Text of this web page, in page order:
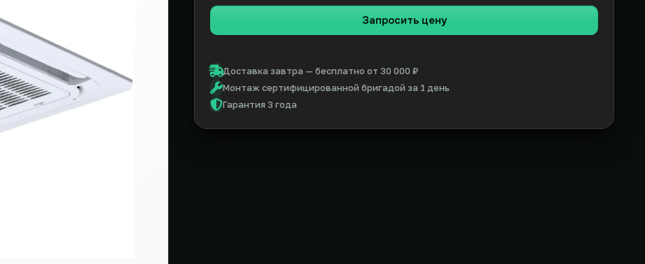
Запросить цену
Доставка завтра — бесплатно от 30 000 ₽
Монтаж сертифицированной бригадой за 1 день
Гарантия 3 года